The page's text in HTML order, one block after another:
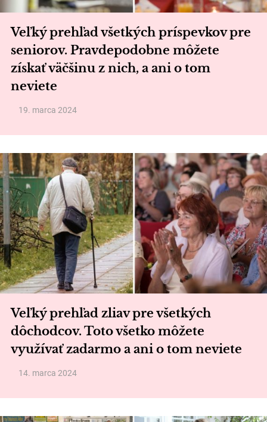
Veľký prehľad všetkých príspevkov pre
seniorov. Pravdepodobne môžete
získať väčšinu z nich, a ani o tom
neviete
19. marca 2024
Veľký prehľad zliav pre všetkých
dôchodcov. Toto všetko môžete
využívať zadarmo a ani o tom neviete
14. marca 2024